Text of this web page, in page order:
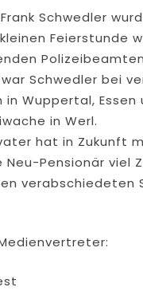
Schwedler
Feierstunde
Schwedler bei
Wuppertal, Essen
in Werl.
hat in Zukunft
Pensionär viel
verabschiedeten